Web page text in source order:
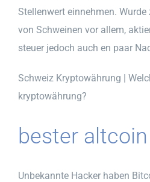
Stellenwert einnehmen.
von Schweinen vor allem,
steuer jedoch auch en paar
Schweiz Kryptowährung |
kryptowährung?
bester
Unbekannte Hacker haben